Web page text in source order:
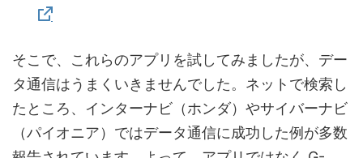
そこで、これらのアプリを試してみましたが、デー
タ通信はうまくいきませんでした。ネットで検索し
たところ、インターナビ（ホンダ）やサイバーナビ
（パイオニア）ではデータ通信に成功した例が多数